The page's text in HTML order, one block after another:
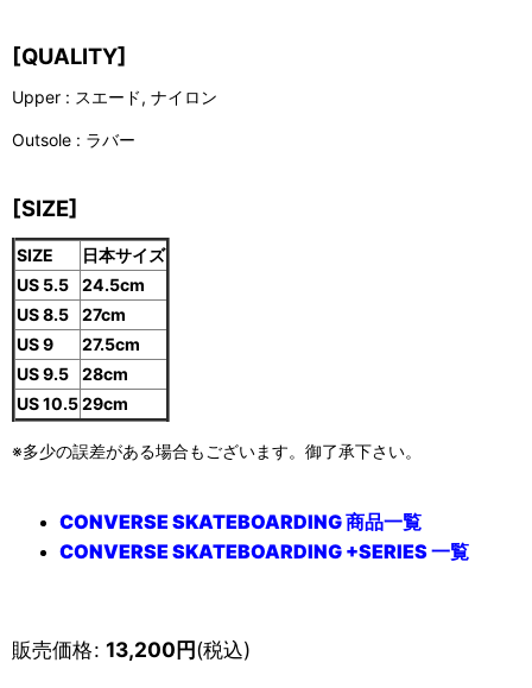
[QUALITY]
Upper : スエード, ナイロン
Outsole : ラバー
[SIZE]
SIZE
日本サイズ
US 5.5
24.5cm
US 8.5
27cm
US 9
27.5cm
US 9.5
28cm
US 10.529cm
※多少の誤差がある場合もございます。御了承下さい。
CONVERSE SKATEBOARDING 商品一覧
CONVERSE SKATEBOARDING +SERIES 一覧
販売価格: 13,200円(税込)